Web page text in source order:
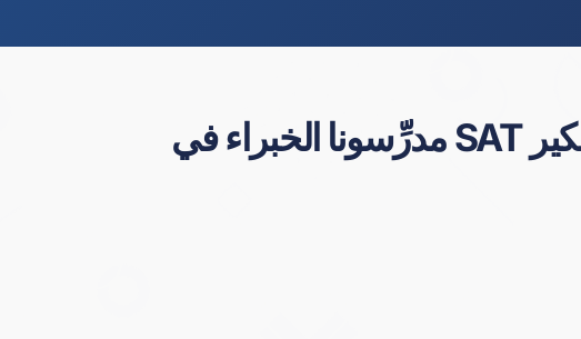
مدرِّسونا الخبراء في SAT قادرون على تدريب عقول الطلاب وبناء عقلية تحفِّز التفكير